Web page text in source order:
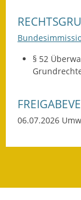
§ 52
06.07.2026